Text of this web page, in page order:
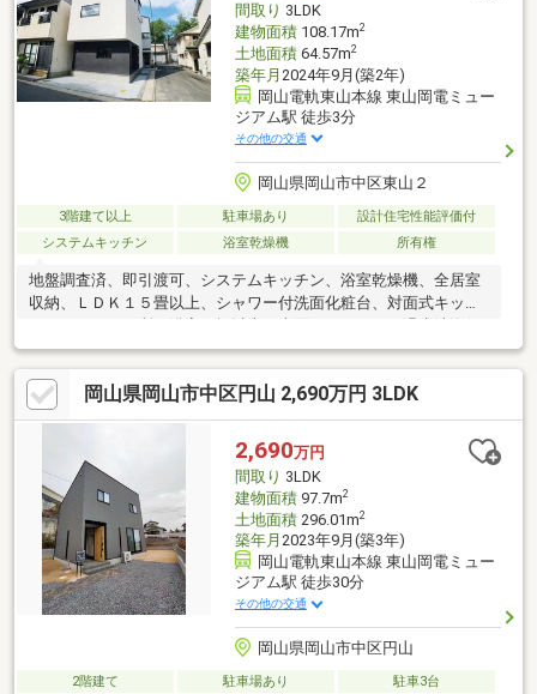
間取り 3LDK
建物面積108.17m2
土地面積64.57m2
築年月 2024年9月(築2年)
岡山電軌東山本線 東山岡電ミュー
ジアム駅 徒歩3分
その他の交通
岡山県岡山市中区東山２
3階建て以上 駐車場あり
設計住宅性能評価付
システムキッチン
浴室乾燥機 所有権
地盤調査済、即引渡可、システムキッチン、浴室乾燥機、全居室
収納、ＬＤＫ１５畳以上、シャワー付洗面化粧台、対面式キッチ
ン、トイレ２ヶ所、浴室１坪以上、南面バルコニー、温水洗浄便
座、浴室に窓、ＴＶモニタ付インターホン、３階建以上、平坦
地、食器洗乾燥機
岡山県岡山市中区円山 2,690万円 3LDK
2,690万円
間取り 3LDK
建物面積97.7m2
土地面積296.01m2
築年月 2023年9月(築3年)
岡山電軌東山本線 東山岡電ミュー
ジアム駅 徒歩30分
その他の交通
岡山県岡山市中区円山
2階建て 駐車場あり 駐車3台